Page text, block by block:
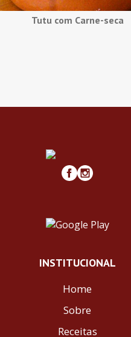
Tutu com Carne-seca
INSTITUCIONAL
Home
Sobre
Receitas